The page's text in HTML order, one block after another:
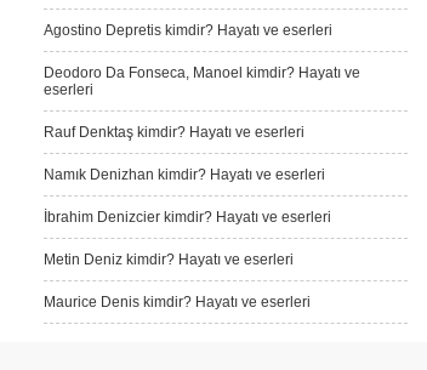
Agostino Depretis kimdir? Hayatı ve eserleri
Deodoro Da Fonseca, Manoel kimdir? Hayatı ve
eserleri
Rauf Denktaş kimdir? Hayatı ve eserleri
Namık Denizhan kimdir? Hayatı ve eserleri
İbrahim Denizcier kimdir? Hayatı ve eserleri
Metin Deniz kimdir? Hayatı ve eserleri
Maurice Denis kimdir? Hayatı ve eserleri